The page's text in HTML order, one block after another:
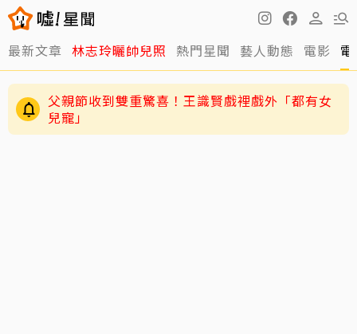
最新文章 林志玲曬帥兒照 熱門星聞 藝人動態 電影
父親節收到雙重驚喜！王識賢戲裡戲外「都有女
兒寵」